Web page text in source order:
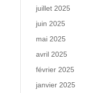
juillet 2025
juin 2025
mai 2025
avril 2025
février 2025
janvier 2025